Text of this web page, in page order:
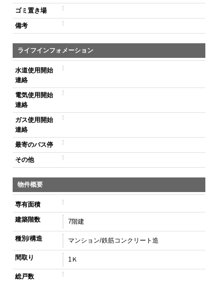
ゴミ置き場
備考
ライフインフォメーション
水道使用開始
連絡
電気使用開始
連絡
ガス使用開始
連絡
最寄のバス停
その他
物件概要
専有面積
建築階数 7階建
種別/構造 マンション/鉄筋コンクリート造
間取り 1Ｋ
総戸数